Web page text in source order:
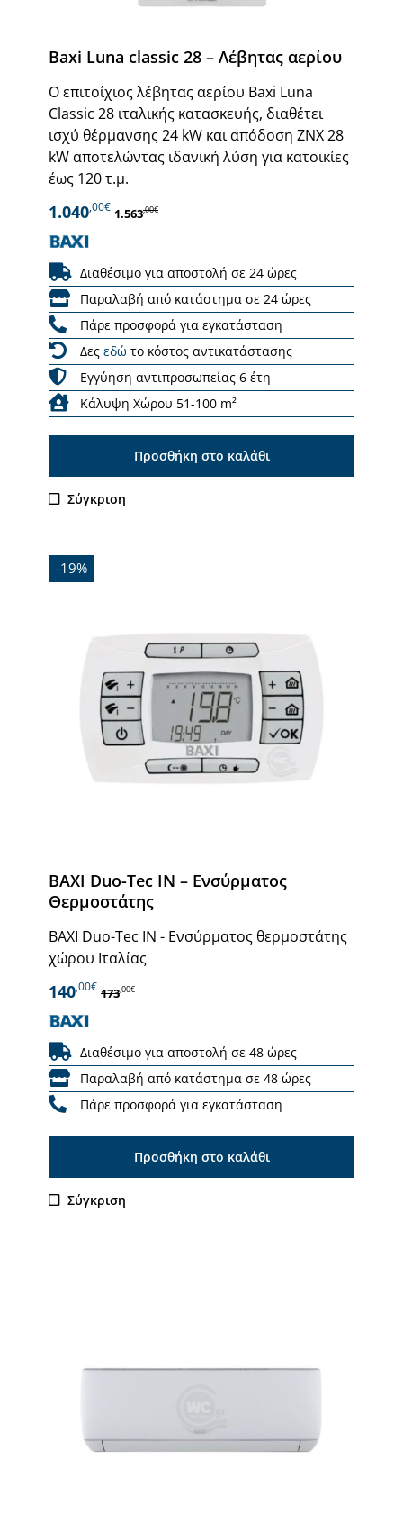
Baxi Luna classic 28 – Λέβητας αερίου
Ο επιτοίχιος λέβητας αερίου Baxi Luna
Classic 28 ιταλικής κατασκευής, διαθέτει
ισχύ θέρμανσης 24 kW και απόδοση ΖΝΧ 28
kW αποτελώντας ιδανική λύση για κατοικίες
έως 120 τ.μ.
1.040,00€ 1.563,00€
Διαθέσιμο για αποστολή σε 24 ώρες
Παραλαβή από κατάστημα σε 24 ώρες
Πάρε προσφορά για εγκατάσταση
Δες εδώ το κόστος αντικατάστασης
Εγγύηση αντιπροσωπείας 6 έτη
Κάλυψη Χώρου 51-100 m²
Προσθήκη στο καλάθι
Σύγκριση
-19%
BAXI Duo-Tec IN – Ενσύρματος
Θερμοστάτης
BAXI Duo-Tec IN - Ενσύρματος θερμοστάτης
χώρου Ιταλίας
140,00€ 173,00€
Διαθέσιμο για αποστολή σε 48 ώρες
Παραλαβή από κατάστημα σε 48 ώρες
Πάρε προσφορά για εγκατάσταση
Προσθήκη στο καλάθι
Σύγκριση